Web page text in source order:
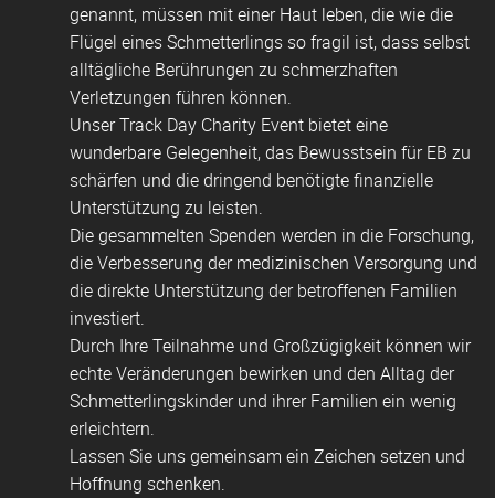
genannt, müssen mit einer Haut leben, die wie die
Flügel eines Schmetterlings so fragil ist, dass selbst
alltägliche Berührungen zu schmerzhaften
Verletzungen führen können.
Unser Track Day Charity Event bietet eine
wunderbare Gelegenheit, das Bewusstsein für EB zu
schärfen und die dringend benötigte finanzielle
Unterstützung zu leisten.
Die gesammelten Spenden werden in die Forschung,
die Verbesserung der medizinischen Versorgung und
die direkte Unterstützung der betroffenen Familien
investiert.
Durch Ihre Teilnahme und Großzügigkeit können wir
echte Veränderungen bewirken und den Alltag der
Schmetterlingskinder und ihrer Familien ein wenig
erleichtern.
Lassen Sie uns gemeinsam ein Zeichen setzen und
Hoffnung schenken.